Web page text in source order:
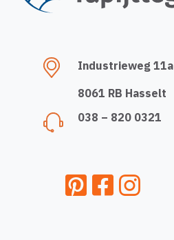
Industrieweg 11a
8061 RB Hasselt
038 – 820 0321